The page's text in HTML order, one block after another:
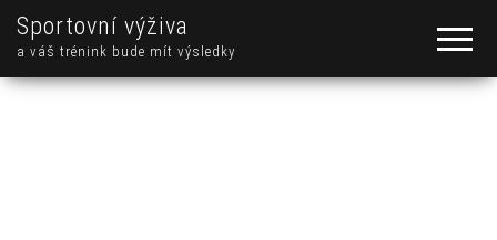
Sportovní výživa
a váš trénink bude mít výsledky